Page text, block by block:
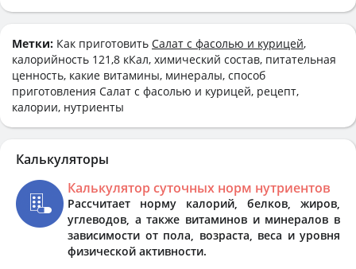
Метки: Как приготовить Салат с фасолью и курицей,
калорийность 121,8 кКал, химический состав, питательная
ценность, какие витамины, минералы, способ
приготовления Салат с фасолью и курицей, рецепт,
калории, нутриенты
Калькуляторы
Калькулятор суточных норм нутриентов
Рассчитает норму калорий, белков, жиров,
углеводов, а также витаминов и минералов в
зависимости от пола, возраста, веса и уровня
физической активности.